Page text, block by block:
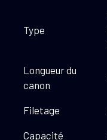
Type
Longueur du
canon
Filetage
Capacité